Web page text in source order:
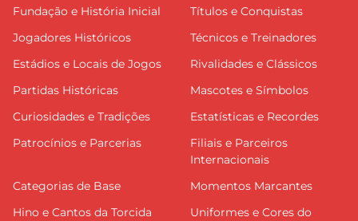
Fundação e História Inicial
Títulos e Conquistas
Jogadores Históricos
Técnicos e Treinadores
Estádios e Locais de Jogos
Rivalidades e Clássicos
Partidas Históricas
Mascotes e Símbolos
Curiosidades e Tradições
Estatísticas e Recordes
Patrocínios e Parcerias
Filiais e Parceiros
Internacionais
Categorias de Base
Momentos Marcantes
Hino e Cantos da Torcida
Uniformes e Cores do